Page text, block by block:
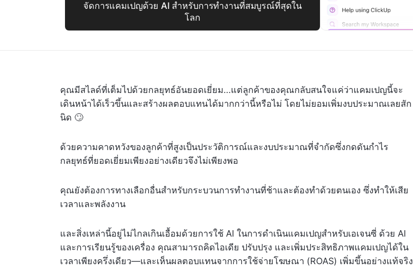
จัดการแคมเปญด้วย AI สำหรับการทำงานที่สมบูรณ์ที่สุดใน
โลก
คุณมีสไลด์ที่เต็มไปด้วยกลยุทธ์อันยอดเยี่ยม...แต่ลูกค้าของคุณกลับสนใจแค่ว่าแคมเปญนี้จะ
เดินหน้าได้เร็วขึ้นและสร้างผลตอบแทนได้มากกว่านี้หรือไม่ โดยไม่ยอมเพิ่มงบประมาณเลยสัก
นิด 🙄
ด้วยความคาดหวังของลูกค้าที่สูงเป็นประวัติการณ์และงบประมาณที่จำกัดซึ่งกดดันกำไร
กลยุทธ์ที่ยอดเยี่ยมเพียงอย่างเดียวจึงไม่เพียงพอ
คุณยังต้องการทางเลือกอื่นสำหรับกระบวนการทำงานที่ช้าและต้องทำด้วยตนเอง ซึ่งทำให้เสีย
เวลาและพลังงาน
และสิ่งเหล่านี้อยู่ไม่ไกลเกินเอื้อมด้วยการใช้ AI ในการดำเนินแคมเปญสำหรับเอเจนซี่ ด้วย AI
และการเรียนรู้ของเครื่อง คุณสามารถคิดไอเดีย ปรับปรุง และเพิ่มประสิทธิภาพแคมเปญได้ใน
เวลาเพียงครึ่งเดียว—และเห็นผลตอบแทนจากการใช้จ่ายโฆษณา (ROAS) เพิ่มขึ้นอย่างแท้จริง